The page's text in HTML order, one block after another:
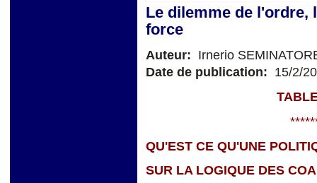
Le dilemme de l'ordre,
force
Auteur: Irnerio
Date de publication: 15/2/
QU'EST CE QU'UNE
SUR LA LOGIQUE DES